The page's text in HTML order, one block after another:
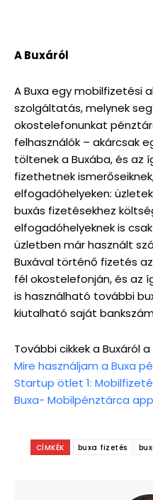
A Buxáról
A Buxa egy mobilfizetési
szolgáltatás, melynek
okostelefonunkat
felhasználók – akárcsak
töltenek a Buxába, és az
fizethetnek
elfogadóhelyeken:
buxás fizetésekhez
elfogadóhelyeknek is
üzletben már használt
Buxával történő fizetés
fél okostelefonján, és az
is használható további
kiutalható saját
További cikkek a Buxáról a
Mire használjam a Buxa
Startup ötlet 1:
Buxa- Mobilpénztárca
CÍMKÉK buxa fizetés